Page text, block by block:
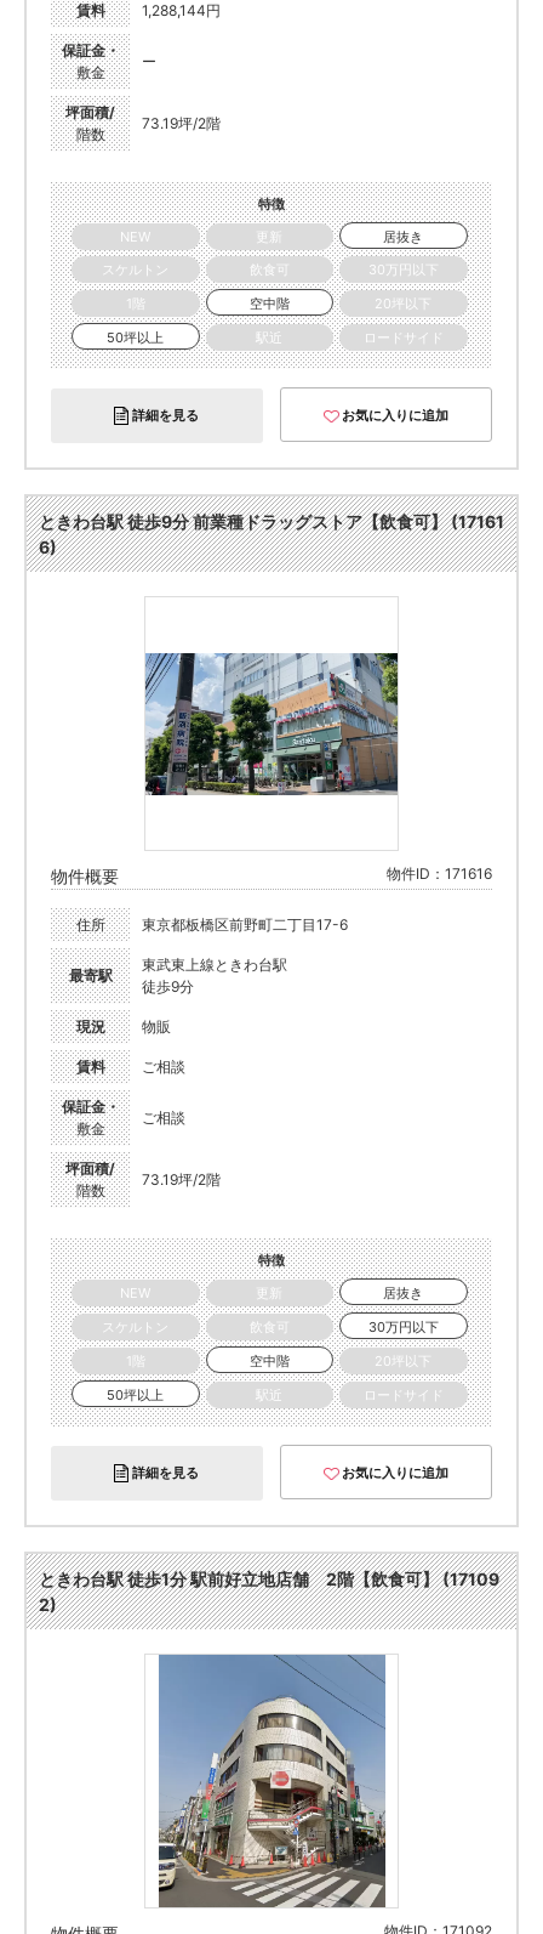
賃料 1,288,144円
保証金・
敷金
ー
坪面積/
階数
73.19坪/2階
特徴
NEW
更新
居抜き
スケルトン
飲食可
30万円以下
1階
空中階
20坪以下
50坪以上
駅近 ロードサイド
詳細を見る お気に入りに追加
ときわ台駅 徒歩9分 前業種ドラッグストア【飲食可】 (17161
6)
物件概要 物件ID：171616
住所 東京都板橋区前野町二丁目17-6
最寄駅
東武東上線ときわ台駅
徒歩9分
現況 物販
賃料 ご相談
保証金・
敷金
ご相談
坪面積/
階数
73.19坪/2階
特徴
NEW
更新
居抜き
スケルトン
飲食可
30万円以下
1階
空中階
20坪以下
50坪以上
駅近 ロードサイド
詳細を見る お気に入りに追加
ときわ台駅 徒歩1分 駅前好立地店舗 2階【飲食可】 (17109
2)